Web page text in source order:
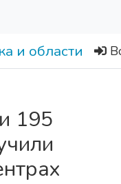
195